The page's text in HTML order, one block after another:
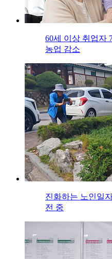
60세 이상 취업자
농업 감소
진화하는 노인일
전 중